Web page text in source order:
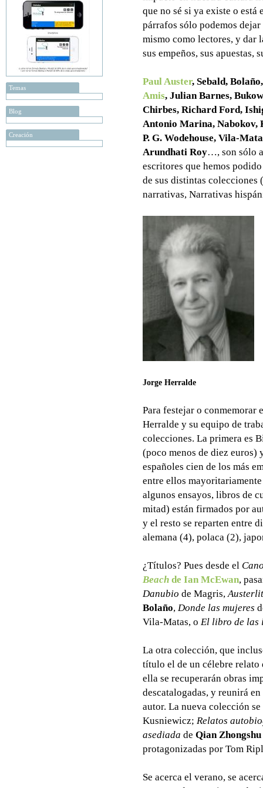
Temas
Blog
Creación
que no sé si ya existe o está
párrafos sólo podemos
mismo como lectores, y dar
sus empeños, sus apuestas,
Paul Auster, Sebald,
Amis, Julian Barnes,
Chirbes, Richard Ford,
Antonio Marina, Nabokov,
P. G. Wodehouse, Vila-
Arundhati Roy…, son sólo
escritores que hemos
de sus distintas colecciones
narrativas, Narrativas
Jorge Herralde
Para festejar o conmemorar
Herralde y su equipo de
colecciones. La primera es
(poco menos de diez euros)
españoles cien de los más
entre ellos
algunos ensayos, libros de
mitad) están firmados por
y el resto se reparten entre
alemana (4), polaca (2),
¿Títulos? Pues desde el
Beach de Ian McEwan,
Danubio de Magris,
Bolaño, Donde las mujeres
Vila-Matas, o El libro de las
La otra colección, que
título el de un célebre relato
ella se recuperarán obras
descatalogadas, y reunirá
autor. La nueva colección
Kusniewicz; Relatos
asediada de Qian Zhongshu
protagonizadas por Tom
Se acerca el verano, se